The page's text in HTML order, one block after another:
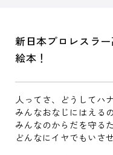
新日本プロレスラ
絵本！
人ってさ、どうしてハ
みんなおなじにはえる
みんなのからだを守る
どんなにイヤでもいさ